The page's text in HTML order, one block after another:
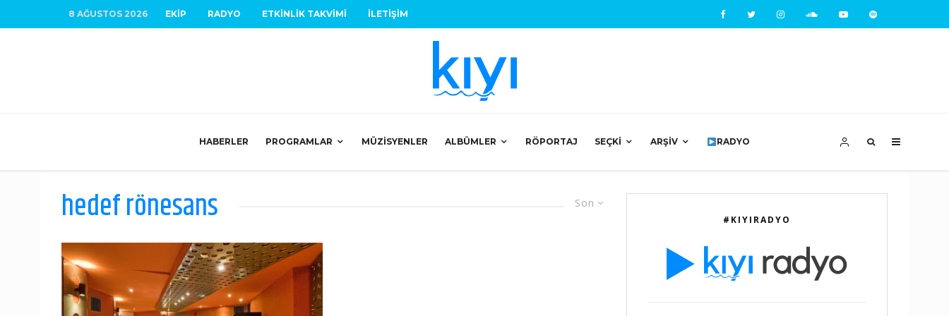
8 AĞUSTOS 2026 EKIP RADYO ETKINLIK TAKVIMI İLETIŞIM
HABERLER PROGRAMLAR MÜZISYENLER ALBÜMLER RÖPORTAJ SEÇKI ARŞIV RADYO
Son
hedef rönesans #KIYIRADYO